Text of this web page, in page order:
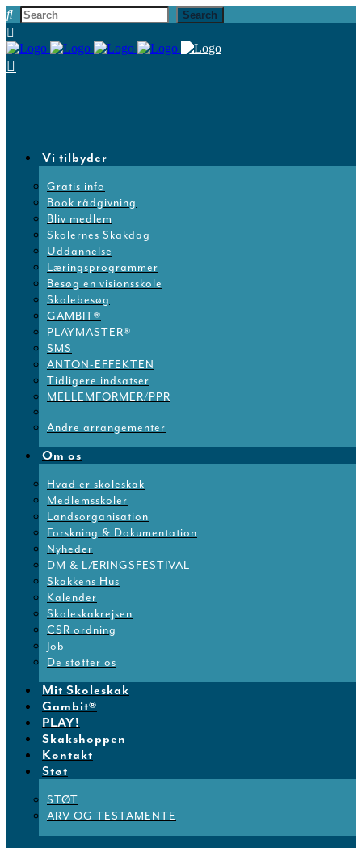
Vi tilbyder
Gratis info
Book rådgivning
Bliv medlem
Skolernes Skakdag
Uddannelse
Læringsprogrammer
Besøg en visionsskole
Skolebesøg
GAMBIT®
PLAYMASTER®
SMS
ANTON-EFFEKTEN
Tidligere indsatser
MELLEMFORMER/PPR
Andre arrangementer
Om os
Hvad er skoleskak
Medlemsskoler
Landsorganisation
Forskning & Dokumentation
Nyheder
DM & LÆRINGSFESTIVAL
Skakkens Hus
Kalender
Skoleskakrejsen
CSR ordning
Job
De støtter os
Mit Skoleskak
Gambit®
PLAY!
Skakshoppen
Kontakt
Støt
STØT
ARV OG TESTAMENTE